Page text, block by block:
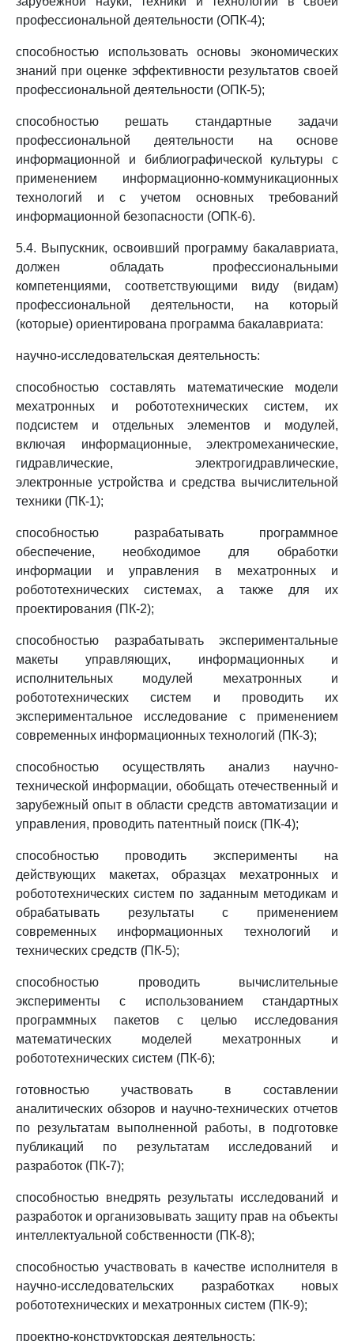
профессиональной деятельности (ОПК-4);
способностью использовать основы экономических
знаний при оценке эффективности результатов своей
профессиональной деятельности (ОПК-5);
способностью решать стандартные задачи
профессиональной деятельности на основе
информационной и библиографической культуры с
применением информационно-коммуникационных
технологий и с учетом основных требований
информационной безопасности (ОПК-6).
5.4. Выпускник, освоивший программу бакалавриата,
должен обладать профессиональными
компетенциями, соответствующими виду (видам)
профессиональной деятельности, на который
(которые) ориентирована программа бакалавриата:
научно-исследовательская деятельность:
способностью составлять математические модели
мехатронных и робототехнических систем, их
подсистем и отдельных элементов и модулей,
включая информационные, электромеханические,
гидравлические, электрогидравлические,
электронные устройства и средства вычислительной
техники (ПК-1);
способностью разрабатывать программное
обеспечение, необходимое для обработки
информации и управления в мехатронных и
робототехнических системах, а также для их
проектирования (ПК-2);
способностью разрабатывать экспериментальные
макеты управляющих, информационных и
исполнительных модулей мехатронных и
робототехнических систем и проводить их
экспериментальное исследование с применением
современных информационных технологий (ПК-3);
способностью осуществлять анализ научно-
технической информации, обобщать отечественный и
зарубежный опыт в области средств автоматизации и
управления, проводить патентный поиск (ПК-4);
способностью проводить эксперименты на
действующих макетах, образцах мехатронных и
робототехнических систем по заданным методикам и
обрабатывать результаты с применением
современных информационных технологий и
технических средств (ПК-5);
способностью проводить вычислительные
эксперименты с использованием стандартных
программных пакетов с целью исследования
математических моделей мехатронных и
робототехнических систем (ПК-6);
готовностью участвовать в составлении
аналитических обзоров и научно-технических отчетов
по результатам выполненной работы, в подготовке
публикаций по результатам исследований и
разработок (ПК-7);
способностью внедрять результаты исследований и
разработок и организовывать защиту прав на объекты
интеллектуальной собственности (ПК-8);
способностью участвовать в качестве исполнителя в
научно-исследовательских разработках новых
робототехнических и мехатронных систем (ПК-9);
проектно-конструкторская деятельность: